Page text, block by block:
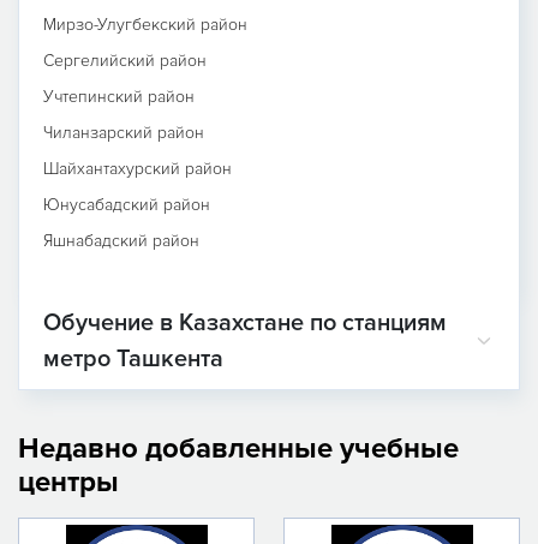
Мирзо-Улугбекский район
Сергелийский район
Учтепинский район
Чиланзарский район
Шайхантахурский район
Юнусабадский район
Яшнабадский район
Обучение в Казахстане по станциям
метро Ташкента
Недавно добавленные учебные
центры